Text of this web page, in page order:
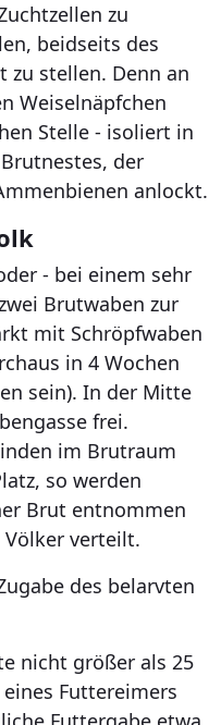
zu
beidseits des
zu stellen. Denn an
Weiselnäpfchen
Stelle - isoliert in
der
anlockt.
- bei einem sehr
Brutwaben zur
mit Schröpfwaben
in 4 Wochen
sein). In der Mitte
frei.
im Brutraum
so werden
Brut entnommen
Völker verteilt.
des belarvten
nicht größer als 25
Futtereimers